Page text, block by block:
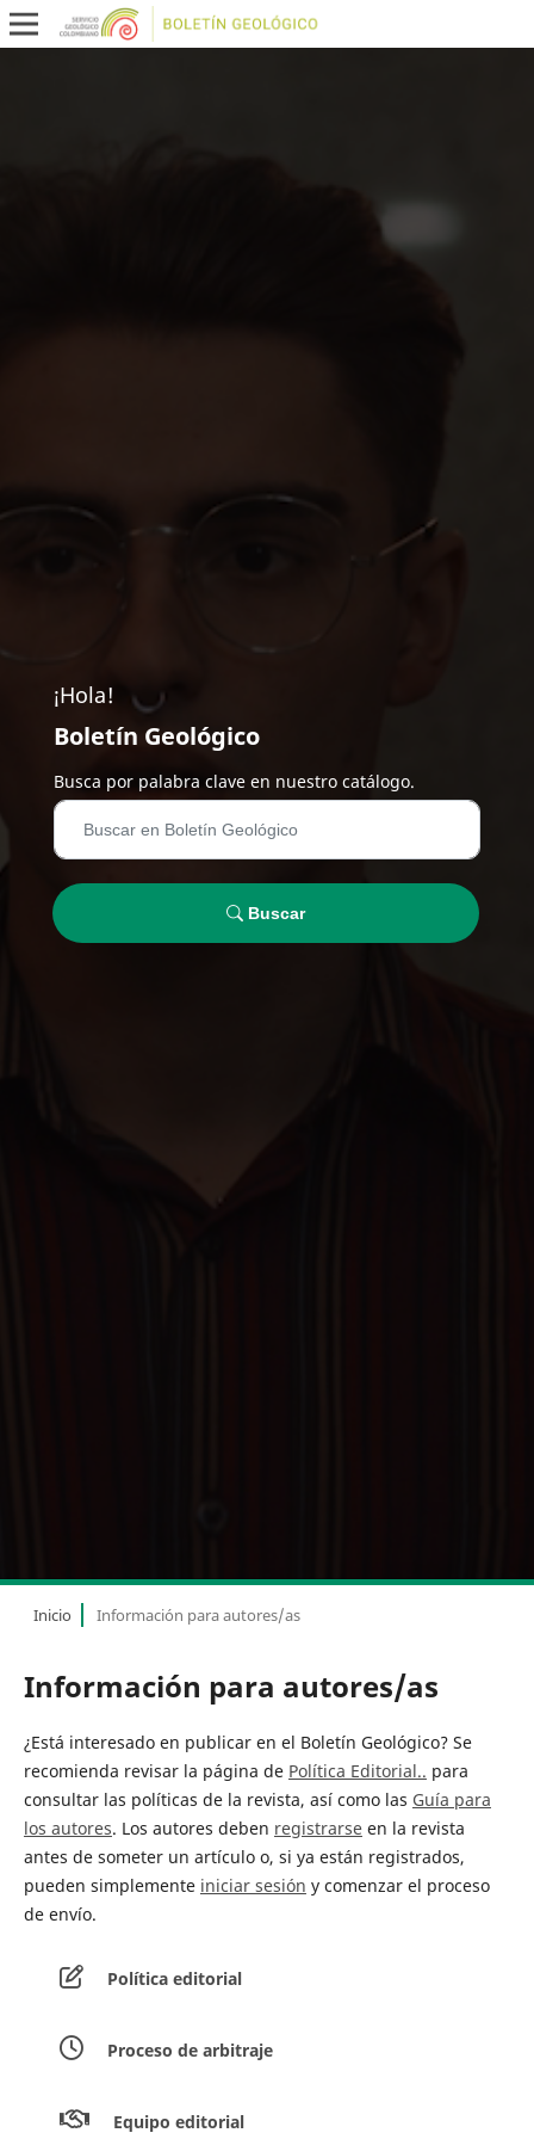
¡Hola!
Boletín Geológico
Busca por palabra clave en nuestro catálogo.
Buscar
Inicio Información para autores/as
Información para autores/as
¿Está interesado en publicar en el Boletín Geológico? Se
recomienda revisar la página de Política Editorial.. para
consultar las políticas de la revista, así como las Guía para
los autores. Los autores deben registrarseen la revista
antes de someter un artículo o, si ya están registrados,
pueden simplemente iniciar sesión y comenzar el proceso
de envío.
Política editorial
Proceso de arbitraje
Equipo editorial